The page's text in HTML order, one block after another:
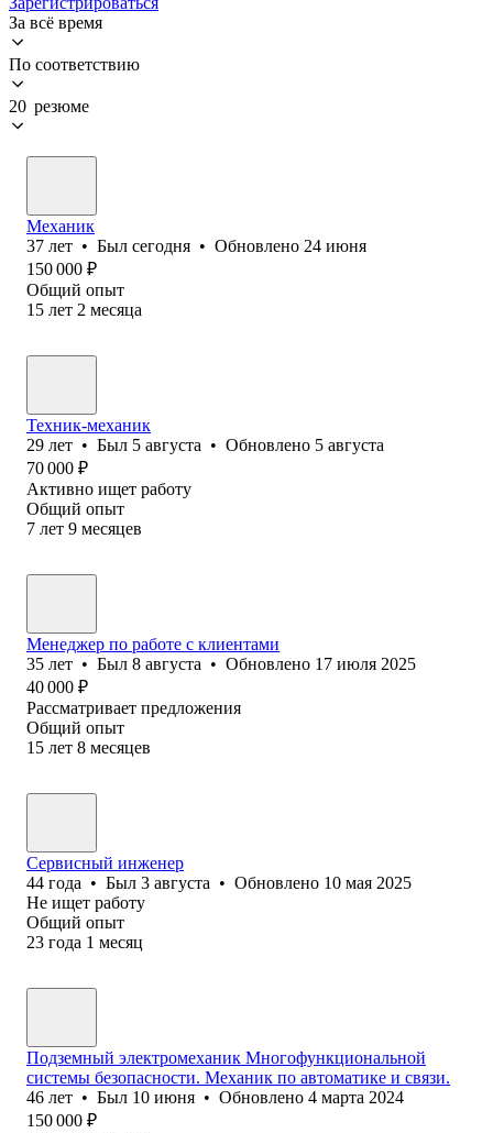
За всё время
По соответствию
20 резюме
Механик
37 лет • Был сегодня • Обновлено 24 июня
150 000 ₽
Общий опыт
15 лет 2 месяца
Техник-механик
29 лет • Был 5 августа • Обновлено 5 августа
70 000 ₽
Активно ищет работу
Общий опыт
7 лет 9 месяцев
Менеджер по работе с клиентами
35 лет • Был 8 августа • Обновлено 17 июля 2025
40 000 ₽
Рассматривает предложения
Общий опыт
15 лет 8 месяцев
Сервисный инженер
44 года • Был 3 августа • Обновлено 10 мая 2025
Не ищет работу
Общий опыт
23 года 1 месяц
Подземный электромеханик Многофункциональной
системы безопасности. Механик по автоматике и связи.
46 лет • Был 10 июня • Обновлено 4 марта 2024
150 000 ₽